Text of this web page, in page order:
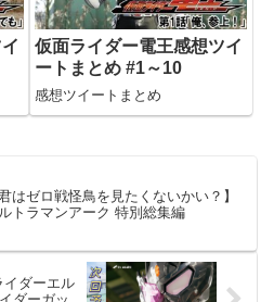
仮面ライダー電王感想ツイ
ートまとめ #1～10
感想ツイートまとめ
君はゼロ戦怪鳥を見たくないかい？】
トラマンアーク 特別総集編
イダーエル